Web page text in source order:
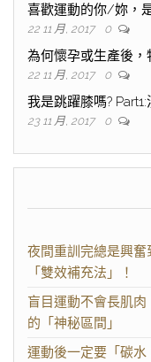
喜歡運動的你/妳，
22 11 月, 2017 0
為何懷孕或生產後，
22 11 月, 2017 0
我是跳躍膝嗎?
23 11 月, 2017 0
夜間重訓完總是興
「雙效補充法」！
盲目運動不會長肌
的「神秘區間」
運動後一定要「碳水